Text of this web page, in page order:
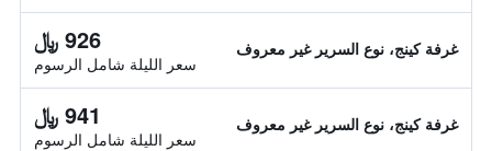
غرفة كينج، نوع السرير غير معروف 926 ﷼
سعر الليلة شامل الرسوم
غرفة كينج، نوع السرير غير معروف 941 ﷼
سعر الليلة شامل الرسوم